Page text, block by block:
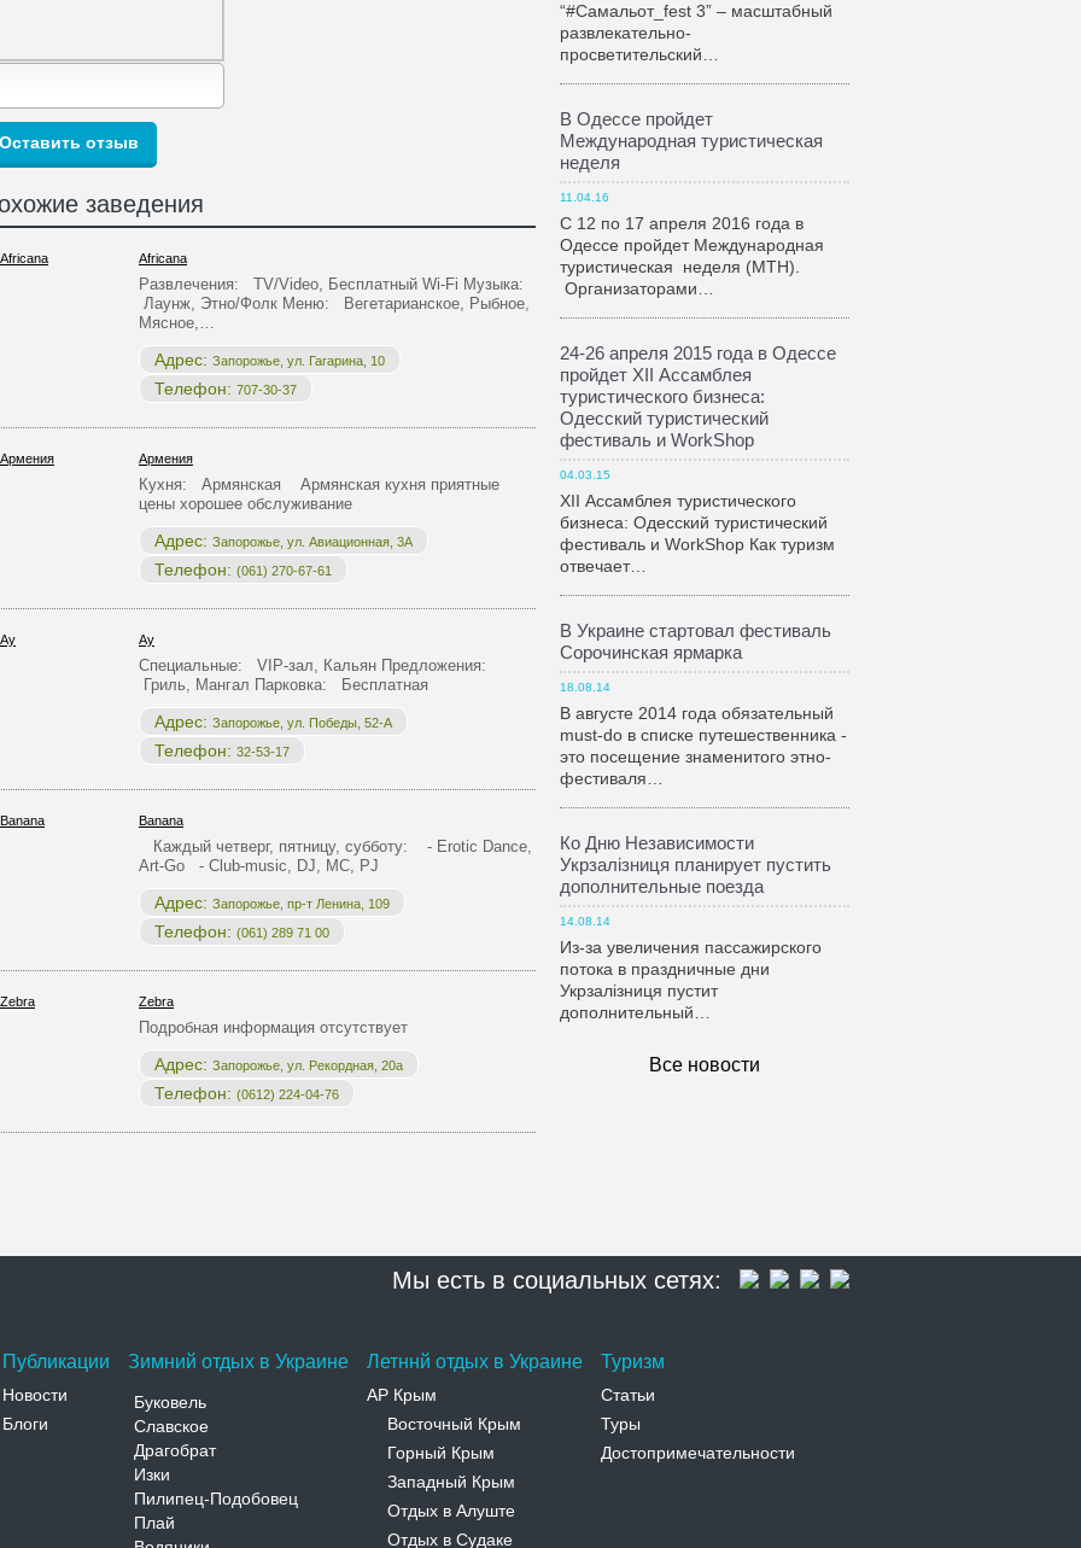
заведения
Africana
Развлечения: TV/Video, Бесплатный Wi-Fi Музыка:
Лаунж, Этно/Фолк Меню: Вегетарианское, Рыбное,
Мясное,…
Адрес: Запорожье, ул. Гагарина, 10
Телефон: 707-30-37
Армения
Кухня: Армянская Армянская кухня приятные
цены хорошее обслуживание
Адрес: Запорожье, ул. Авиационная, 3А
Телефон: (061) 270-67-61
Ау
Специальные: VIP-зал, Кальян Предложения:
Гриль, Мангал Парковка: Бесплатная
Адрес: Запорожье, ул. Победы, 52-А
Телефон: 32-53-17
Banana
Каждый четверг, пятницу, субботу: - Erotic Dance,
Art-Go - Club-music, DJ, MC, PJ
Адрес: Запорожье, пр-т Ленина, 109
Телефон: (061) 289 71 00
Zebra
Подробная информация отсутствует
Адрес: Запорожье, ул. Рекордная, 20а
Телефон: (0612) 224-04-76
“#Самальот_fest 3” – масштабный
развлекательно-
просветительский…
В Одессе пройдет
Международная туристическая
неделя
11.04.16
С 12 по 17 апреля 2016 года в
Одессе пройдет Международная
туристическая неделя (МТН).
Организаторами…
24-26 апреля 2015 года в Одессе
пройдет XII Ассамблея
туристического бизнеса:
Одесский туристический
фестиваль и WorkShop
04.03.15
XII Ассамблея туристического
бизнеса: Одесский туристический
фестиваль и WorkShop Как туризм
отвечает…
В Украине стартовал фестиваль
Сорочинская ярмарка
18.08.14
В августе 2014 года обязательный
must-do в списке путешественника -
это посещение знаменитого этно-
фестиваля…
Ко Дню Независимости
Укрзалiзниця планирует пустить
дополнительные поезда
14.08.14
Из-за увеличения пассажирского
потока в праздничные дни
Укрзалiзниця пустит
дополнительный…
Все новости
Мы есть в социальных сетях:
Публикации
Новости
Блоги
Зимний отдых в Украине
Буковель
Славское
Драгобрат
Изки
Пилипец-Подобовец
Плай
Летннй отдых в Украине
АР Крым
Восточный Крым
Горный Крым
Западный Крым
Отдых в Алуште
Отдых в Судаке
Туризм
Статьи
Туры
Достопримечательности